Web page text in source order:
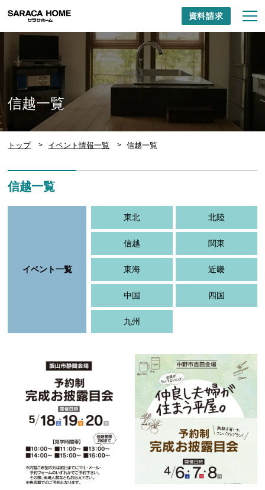
資料請求
信越一覧
トップ イベント情報一覧 信越一覧
信越一覧
イベント一覧
東北 北陸
信越 関東
東海 近畿
中国 四国
九州